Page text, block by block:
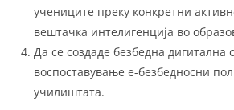
учениците преку конкретни
вештачка интелигенција во
Да се создаде безбедна дигитална
воспоставување е-безбедносни
училиштата.